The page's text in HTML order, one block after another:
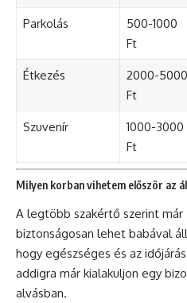
Parkolás
500-1000
Ft
Étkezés
2000-5000
Ft
Szuvenír
1000-3000
Ft
Milyen korban vihetem először az
A legtöbb szakértő szerint
biztonságosan lehet babával
hogy egészséges és az
addigra már kialakuljon egy
alvásban.